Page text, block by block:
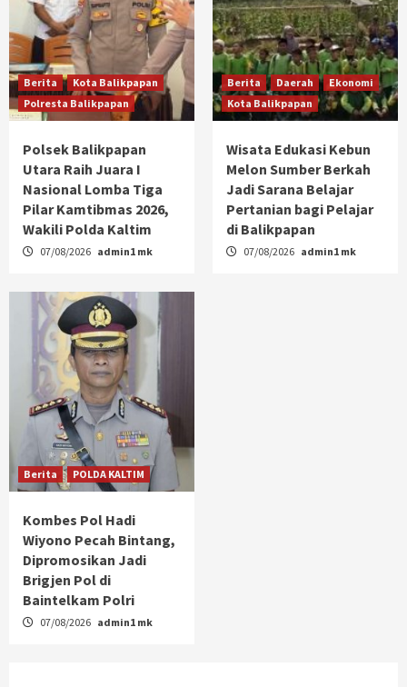
Berita
Kota Balikpapan
Polresta Balikpapan
Polsek Balikpapan
Utara Raih Juara I
Nasional Lomba Tiga
Pilar Kamtibmas 2026,
Wakili Polda Kaltim
07/08/2026 admin1 mk
Berita Daerah
Ekonomi
Kota Balikpapan
Wisata Edukasi Kebun
Melon Sumber Berkah
Jadi Sarana Belajar
Pertanian bagi Pelajar
di Balikpapan
07/08/2026 admin1 mk
Berita POLDA KALTIM
Kombes Pol Hadi
Wiyono Pecah Bintang,
Dipromosikan Jadi
Brigjen Pol di
Baintelkam Polri
07/08/2026 admin1 mk